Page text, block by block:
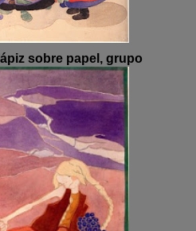
sobre papel, grupo